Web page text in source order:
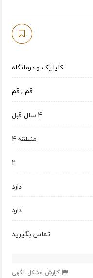
کلینیک و درمانگاه
قم, قم
4 سال قبل
منطقه 4
2
دارد
دارد
تماس بگیرید
گزارش مشکل آگهی